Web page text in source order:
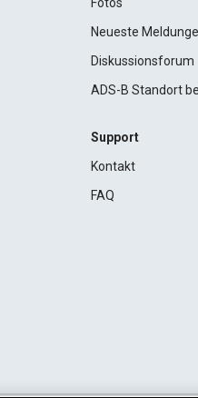
Neueste
Diskussionsforum
ADS-B Standort
Support
Kontakt
FAQ